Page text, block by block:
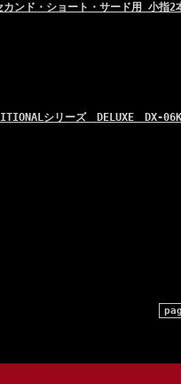
ンド・ショート・サード用 小指2
シリーズ DELUXE DX-